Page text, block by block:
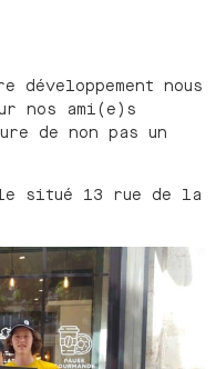
développement nous
nos ami(e)s
de non pas un
situé 13 rue de la